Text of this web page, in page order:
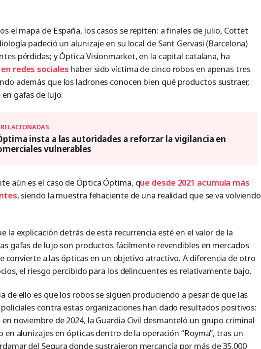
el mapa de España, los casos se repiten: a finales de julio, Cottet
padeció un alunizaje en su local de Sant Gervasi (Barcelona)
pérdidas; y Óptica Visionmarket, en la capital catalana, ha
redes sociales haber sido víctima de cinco robos en apenas tres
además que los ladrones conocen bien qué productos sustraer,
gafas de lujo.
insta a las autoridades a reforzar la vigilancia en
vulnerables
aún es el caso de Óptica Óptima, que desde 2021 acumula más
, siendo la muestra fehaciente de una realidad que se va volviendo
la explicación detrás de esta recurrencia esté en el valor de la
gafas de lujo son productos fácilmente revendibles en mercados
convierte a las ópticas en un objetivo atractivo. A diferencia de otro
el riesgo percibido para los delincuentes es relativamente bajo.
de ello es que los robos se siguen produciendo a pesar de que las
contra estas organizaciones han dado resultados positivos:
noviembre de 2024, la Guardia Civil desmanteló un grupo criminal
en alunizajes en ópticas dentro de la operación “Royma”, tras un
del Segura donde sustrajeron mercancía por más de 35.000